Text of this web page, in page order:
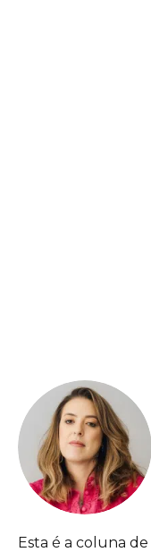
Esta é a coluna de